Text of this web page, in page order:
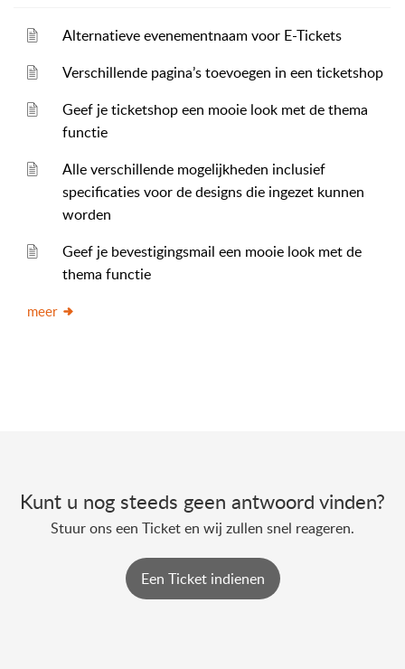
Alternatieve evenementnaam voor E-Tickets
Verschillende pagina’s toevoegen in een ticketshop
Geef je ticketshop een mooie look met de thema
functie
Alle verschillende mogelijkheden inclusief
specificaties voor de designs die ingezet kunnen
worden
Geef je bevestigingsmail een mooie look met de
thema functie
meer
Kunt u nog steeds geen antwoord vinden?
Stuur ons een Ticket en wij zullen snel reageren.
Een Ticket indienen